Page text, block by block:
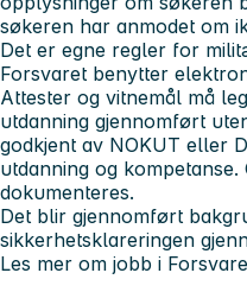
søkeren har anmodet om
Det er egne regler for
Forsvaret benytter
Attester og vitnemål må
utdanning gjennomført
godkjent av NOKUT eller
utdanning og kompetanse.
dokumenteres.
Det blir gjennomført
sikkerhetsklareringen
Les mer om jobb i